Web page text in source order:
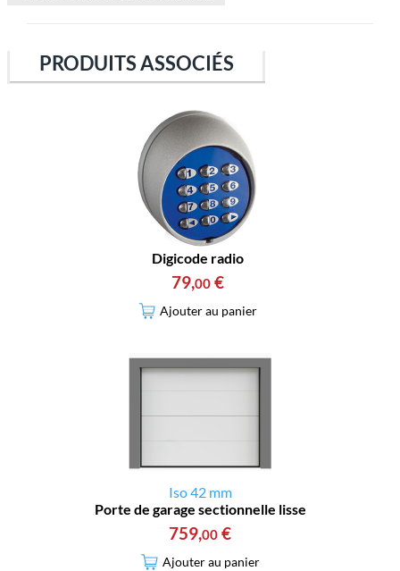
PRODUITS ASSOCIÉS
Digicode radio
79,00 €
Ajouter au panier
Iso 42 mm
Porte de garage sectionnelle lisse
759,00 €
Ajouter au panier